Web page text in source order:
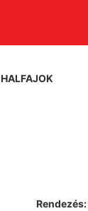
HALFAJOK
Rendezés: